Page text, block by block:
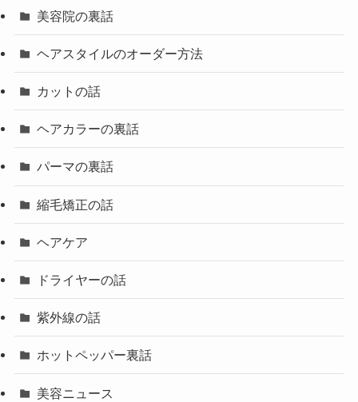
美容院の裏話
ヘアスタイルのオーダー方法
カットの話
ヘアカラーの裏話
パーマの裏話
縮毛矯正の話
ヘアケア
ドライヤーの話
紫外線の話
ホットペッパー裏話
美容ニュース